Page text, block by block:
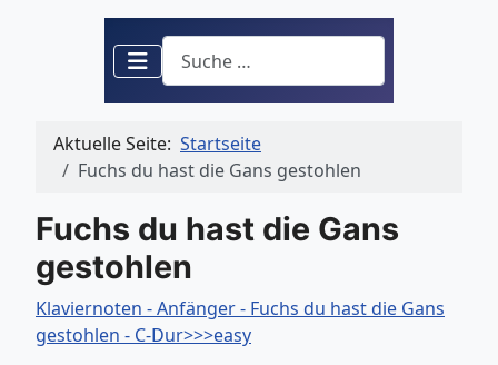
Suchen
Aktuelle Seite: Startseite
Fuchs du hast die Gans gestohlen
Fuchs du hast die Gans
gestohlen
Klaviernoten - Anfänger - Fuchs du hast die Gans
gestohlen - C-Dur>>>easy